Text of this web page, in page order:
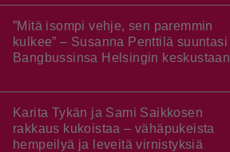
”Mitä isompi vehje, sen paremmin
kulkee” – Susanna Penttilä suuntasi
Bangbussinsa Helsingin keskustaan
Karita Tykän ja Sami Saikkosen
rakkaus kukoistaa – vähäpukeista
hempeilyä ja leveitä virnistyksiä